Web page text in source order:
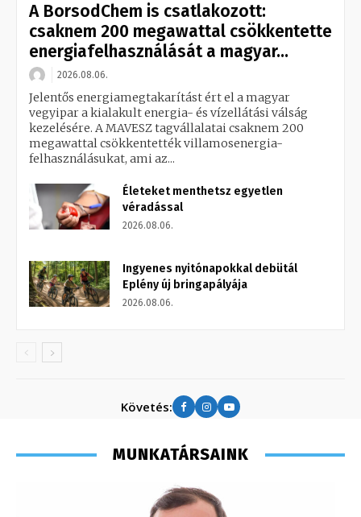
A BorsodChem is csatlakozott:
csaknem 200 megawattal csökkentette
energiafelhasználását a magyar...
2026.08.06.
Jelentős energiamegtakarítást ért el a magyar
vegyipar a kialakult energia- és vízellátási válság
kezelésére. A MAVESZ tagvállalatai csaknem 200
megawattal csökkentették villamosenergia-
felhasználásukat, ami az...
Életeket menthetsz egyetlen
véradással
2026.08.06.
Ingyenes nyitónapokkal debütál
Eplény új bringapályája
2026.08.06.
Követés:
MUNKATÁRSAINK